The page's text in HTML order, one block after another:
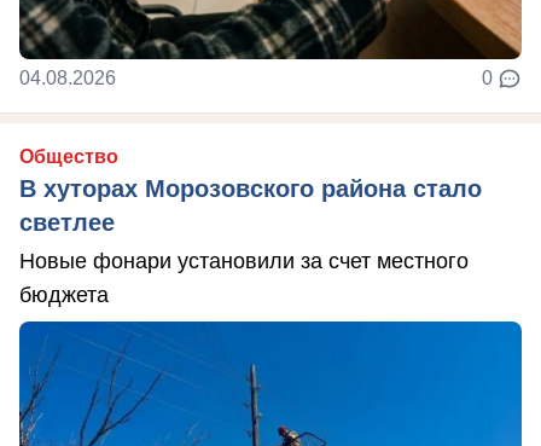
04.08.2026 0
Общество
В хуторах Морозовского района стало
светлее
Новые фонари установили за счет местного
бюджета